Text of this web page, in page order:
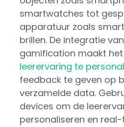
smartwatches tot
apparatuur zoals
brillen. De integratie
gamification maakt
leerervaring te
feedback te geven op
verzamelde data.
devices om de
personaliseren en